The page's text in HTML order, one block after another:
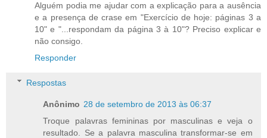
Alguém podia me ajudar com a explicação para a ausência
e a presença de crase em "Exercício de hoje: páginas 3 a
10" e "...respondam da página 3 à 10"? Preciso explicar e
não consigo.
Responder
Respostas
Anônimo 28 de setembro de 2013 às 06:37
Troque palavras femininas por masculinas e veja o
resultado. Se a palavra masculina transformar-se em